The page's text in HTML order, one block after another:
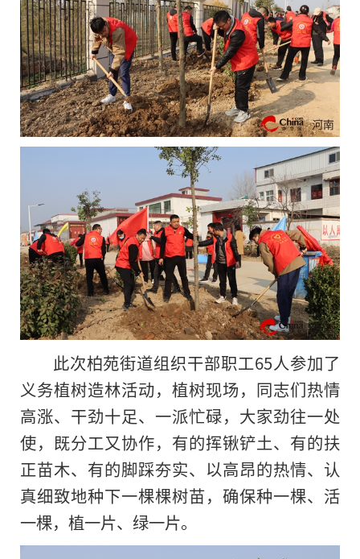
此次柏苑街道组织干部职工65人参加了
义务植树造林活动，植树现场，同志们热情
高涨、干劲十足、一派忙碌，大家劲往一处
使，既分工又协作，有的挥锹铲土、有的扶
正苗木、有的脚踩夯实、以高昂的热情、认
真细致地种下一棵棵树苗，确保种一棵、活
一棵，植一片、绿一片。